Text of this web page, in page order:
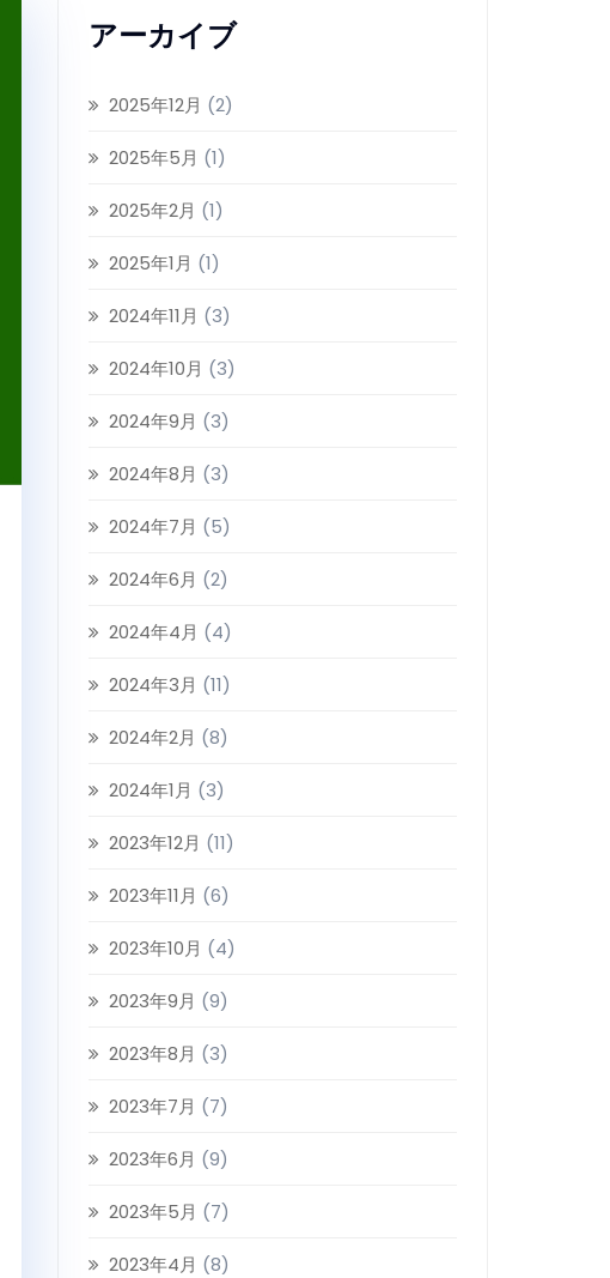
アーカイブ
2025年12月 (2)
2025年5月 (1)
2025年2月 (1)
2025年1月 (1)
2024年11月 (3)
2024年10月 (3)
2024年9月 (3)
2024年8月 (3)
2024年7月 (5)
2024年6月 (2)
2024年4月 (4)
2024年3月 (11)
2024年2月 (8)
2024年1月 (3)
2023年12月 (11)
2023年11月 (6)
2023年10月 (4)
2023年9月 (9)
2023年8月 (3)
2023年7月 (7)
2023年6月 (9)
2023年5月 (7)
2023年4月 (8)